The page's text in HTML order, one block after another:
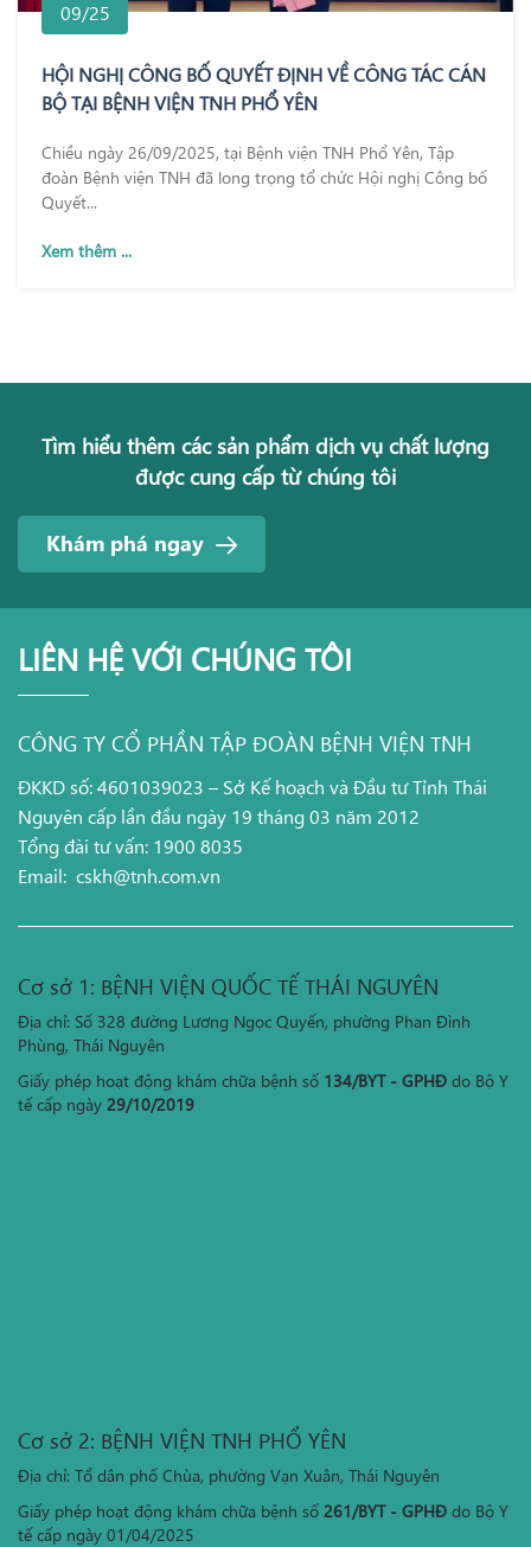
09/25
HỘI NGHỊ CÔNG BỐ QUYẾT ĐỊNH VỀ CÔNG TÁC CÁN
BỘ TẠI BỆNH VIỆN TNH PHỔ YÊN
Chiều ngày 26/09/2025, tại Bệnh viện TNH Phổ Yên, Tập
đoàn Bệnh viện TNH đã long trọng tổ chức Hội nghị Công bố
Quyết...
Xem thêm ...
Tìm hiểu thêm các sản phẩm dịch vụ chất lượng
được cung cấp từ chúng tôi
Khám phá ngay
LIÊN HỆ VỚI CHÚNG TÔI
CÔNG TY CỔ PHẦN TẬP ĐOÀN BỆNH VIỆN TNH
ĐKKD số: 4601039023 – Sở Kế hoạch và Đầu tư Tỉnh Thái
Nguyên cấp lần đầu ngày 19 tháng 03 năm 2012
Tổng đài tư vấn: 1900 8035
Email: cskh@tnh.com.vn
Cơ sở 1: BỆNH VIỆN QUỐC TẾ THÁI NGUYÊN
Địa chỉ: Số 328 đường Lương Ngọc Quyến, phường Phan Đình
Phùng, Thái Nguyên
Giấy phép hoạt động khám chữa bệnh số 134/BYT - GPHĐ do Bộ Y
tế cấp ngày 29/10/2019
Cơ sở 2: BỆNH VIỆN TNH PHỔ YÊN
Địa chỉ: Tổ dân phố Chùa, phường Vạn Xuân, Thái Nguyên
Giấy phép hoạt động khám chữa bệnh số 261/BYT - GPHĐ do Bộ Y
tế cấp ngày 01/04/2025